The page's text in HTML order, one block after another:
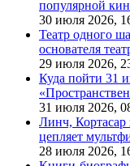
популярной
30 июля 2026,
Театр одного
основателя
29 июля 2026,
Куда пойти 31
31 июля 2026,
Линч,
цепляет
28 июля 2026,